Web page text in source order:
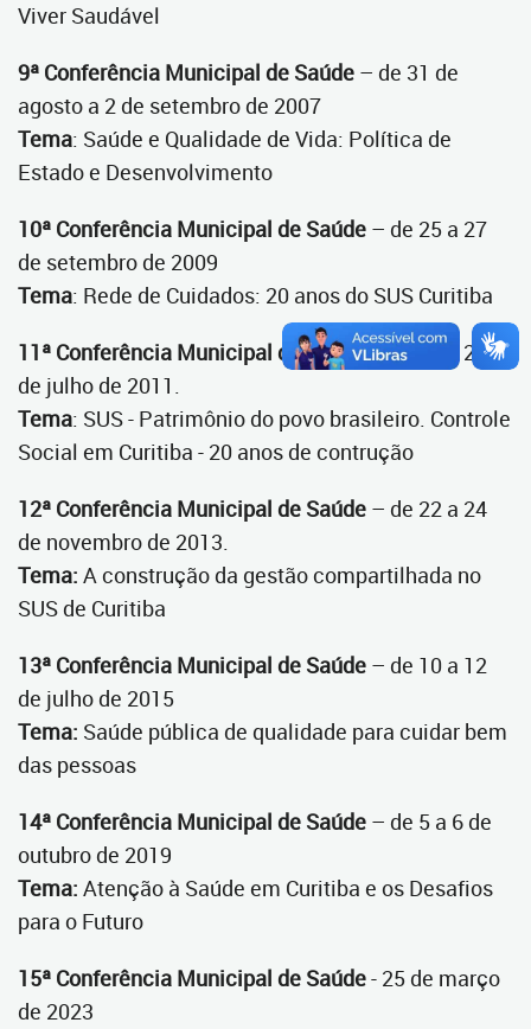
Viver Saudável
9ª Conferência Municipal de Saúde – de 31 de
agosto a 2 de setembro de 2007
Tema: Saúde e Qualidade de Vida: Política de
Estado e Desenvolvimento
10ª Conferência Municipal de Saúde – de 25 a 27
de setembro de 2009
Tema: Rede de Cuidados: 20 anos do SUS Curitiba
11ª Conferência Municipal de Saúde– de 22 a 24
de julho de 2011.
Tema: SUS - Patrimônio do povo brasileiro. Controle
Social em Curitiba - 20 anos de contrução
12ª Conferência Municipal de Saúde – de 22 a 24
de novembro de 2013.
Tema: A construção da gestão compartilhada no
SUS de Curitiba
13ª Conferência Municipal de Saúde – de 10 a 12
de julho de 2015
Tema: Saúde pública de qualidade para cuidar bem
das pessoas
14ª Conferência Municipal de Saúde – de 5 a 6 de
outubro de 2019
Tema: Atenção à Saúde em Curitiba e os Desafios
para o Futuro
15ª Conferência Municipal de Saúde- 25 de março
de 2023